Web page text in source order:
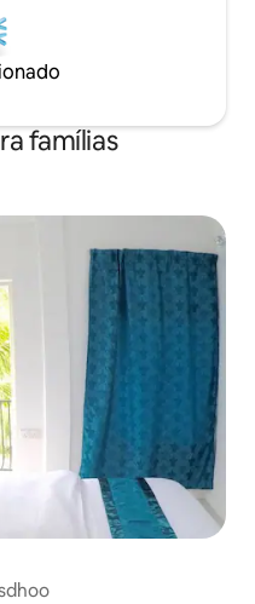
famílias